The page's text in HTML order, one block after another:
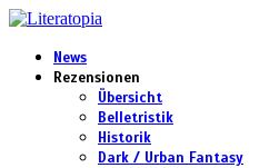
News
Rezensionen
Übersicht
Belletristik
Historik
Dark / Urban Fantasy